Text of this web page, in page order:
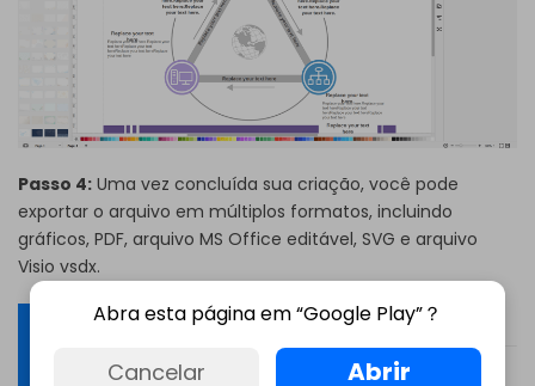
Passo 4: Uma vez concluída sua criação, você pode
exportar o arquivo em múltiplos formatos, incluindo
gráficos, PDF, arquivo MS Office editável, SVG e arquivo
Visio vsdx.
Abra esta página em “Google Play”？
Cancelar Abrir